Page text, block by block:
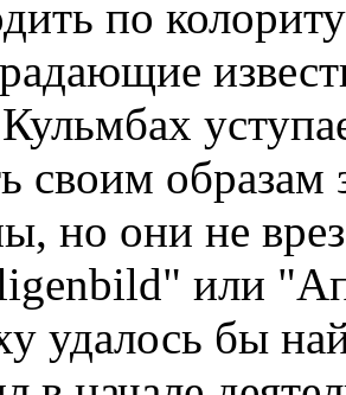
по
своим образам
но они не
или
удалось бы